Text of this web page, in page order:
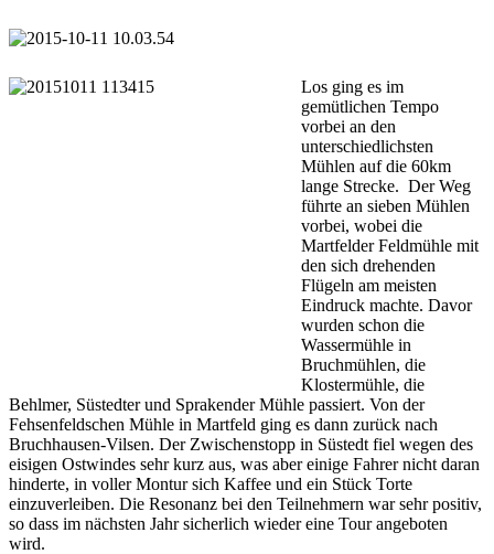
Los ging es im
gemütlichen Tempo
vorbei an den
unterschiedlichsten
Mühlen auf die 60km
lange Strecke. Der Weg
führte an sieben Mühlen
vorbei, wobei die
Martfelder Feldmühle mit
den sich drehenden
Flügeln am meisten
Eindruck machte. Davor
wurden schon die
Wassermühle in
Bruchmühlen, die
Klostermühle, die
Behlmer, Süstedter und Sprakender Mühle passiert. Von der
Fehsenfeldschen Mühle in Martfeld ging es dann zurück nach
Bruchhausen-Vilsen. Der Zwischenstopp in Süstedt fiel wegen des
eisigen Ostwindes sehr kurz aus, was aber einige Fahrer nicht daran
hinderte, in voller Montur sich Kaffee und ein Stück Torte
einzuverleiben. Die Resonanz bei den Teilnehmern war sehr positiv,
so dass im nächsten Jahr sicherlich wieder eine Tour angeboten
wird.